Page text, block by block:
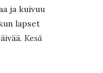
ja kuivuu
lapset
Kesä